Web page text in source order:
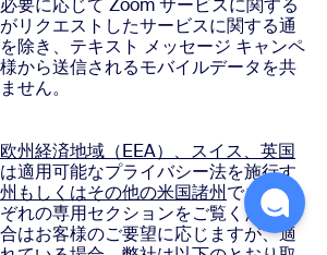
要に応じて Zoom サービスに関する
リクエストしたサービスに関する通
除き、テキスト メッセージ キャンペ
から送信されるモバイルデータを共
せん。
欧州経済地域（EEA）、スイス、英国
適用可能なプライバシー法を施行す
もしくはその他の米国諸州である場
れの専用セクションをご覧くださ
はお客様のご要望に応じますが、適